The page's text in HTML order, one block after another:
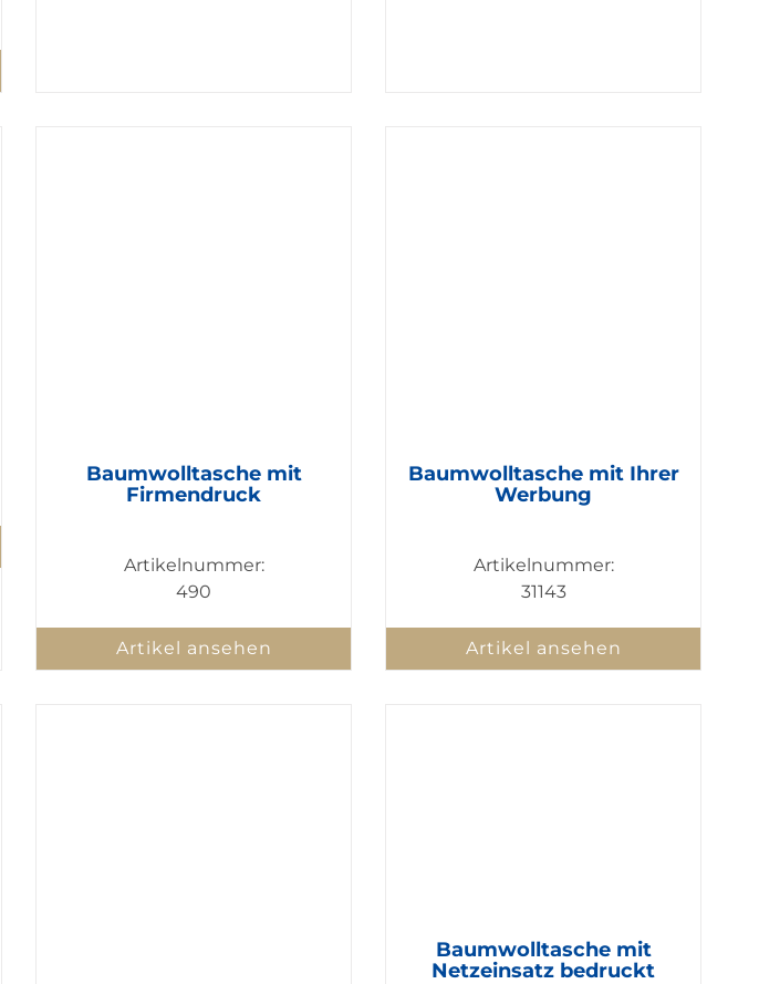
Baumwolltasche mit
Firmendruck
Artikelnummer:
490
Artikel ansehen
Baumwolltasche mit Ihrer
Werbung
Artikelnummer:
31143
Artikel ansehen
Baumwolltasche mit
Netzeinsatz bedruckt